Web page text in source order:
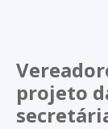
projeto